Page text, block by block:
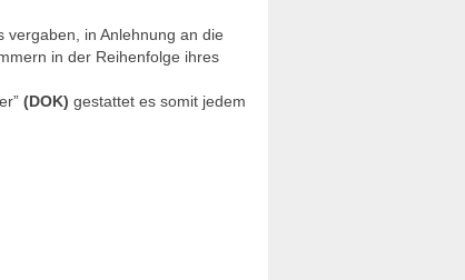
in Anlehnung an die
in der Reihenfolge ihres
(DOK) gestattet es somit jedem